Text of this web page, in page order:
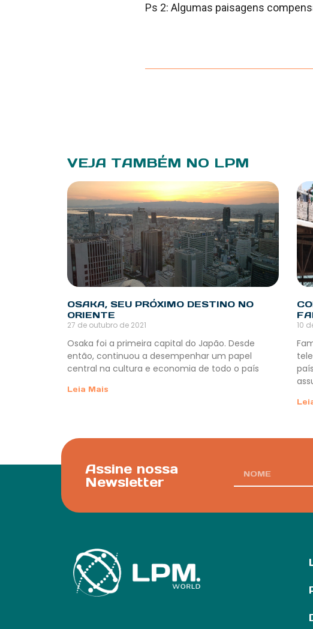
Ps 2: Algumas paisagens
VEJA TAMBÉM NO LPM
OSAKA, SEU PRÓXIMO DESTINO NO
ORIENTE
27 de outubro de 2021
Osaka foi a primeira capital do Japão. Desde
então, continuou a desempenhar um papel
central na cultura e economia de todo o país
Leia Mais
10
Assine nossa
Newsletter